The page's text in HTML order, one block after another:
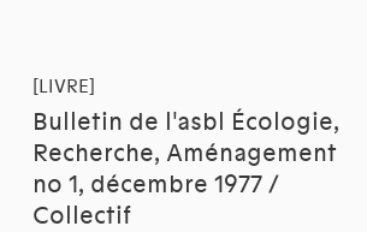
[LIVRE]
Bulletin de l'asbl Écologie,
Recherche, Aménagement
no 1, décembre 1977 /
Collectif